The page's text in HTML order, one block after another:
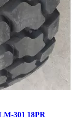
301 18PR